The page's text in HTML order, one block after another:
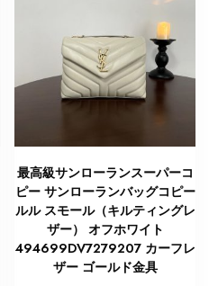
最高級サンローランスーパーコ
ピー サンローランバッグコピー
ルル スモール（キルティングレ
ザー） オフホワイト
494699DV7279207 カーフレ
ザー ゴールド金具